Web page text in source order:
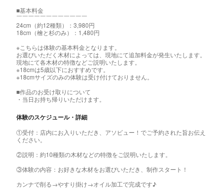
■基本料金
￣￣￣￣￣￣￣￣￣￣￣￣
24cm（約12種類）：3,980円
18cm（檜と杉のみ）：1,480円
※こちらは体験の基本料金となります。
お選びいただく木材によっては、現地にて追加料金が発生いたします。
現地にて各木材の特徴などご説明いたします。
※18cmは5歳以下におすすめです。
※18cmサイズのみの体験は受け付けておりません。
■作品のお受け取りについて
・当日お持ち帰りいただけます。
体験のスケジュール・詳細
①受付：店内にお入りいただき、アソビュー！でご予約された旨お伝え
ください。
②説明：約10種類の木材などの特徴をご説明いたします。
③体験の内容：お好きな木材をお選びいただき、制作スタート！
カンナで削る→やすり掛け→オイル加工で完成です♪